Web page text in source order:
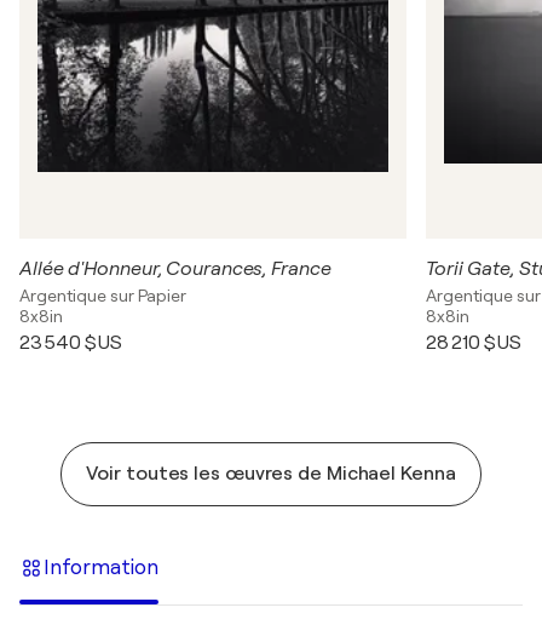
Allée d'Honneur, Courances, France
Argentique sur Papier
8x8in
23 540 $US
Argentique
8x8in
28 210 $US
Voir toutes les œuvres de Michael Kenna
Information